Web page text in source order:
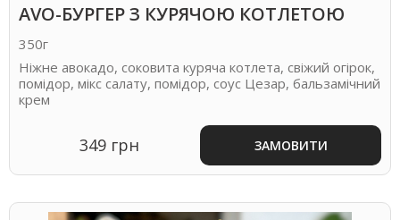
AVO-БУРГЕР З КУРЯЧОЮ КОТЛЕТОЮ
350г
Ніжне авокадо, соковита куряча котлета, свіжий огірок,
помідор, мікс салату, помідор, соус Цезар, бальзамічний
крем
349 грн ЗАМОВИТИ